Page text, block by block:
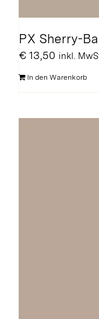
PX Sherry-
€ 13,50 inkl.
In den Warenkorb